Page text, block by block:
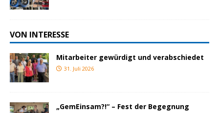
VON INTERESSE
Mitarbeiter gewürdigt und verabschiedet
31. Juli 2026
„GemEinsam?!“ – Fest der Begegnung